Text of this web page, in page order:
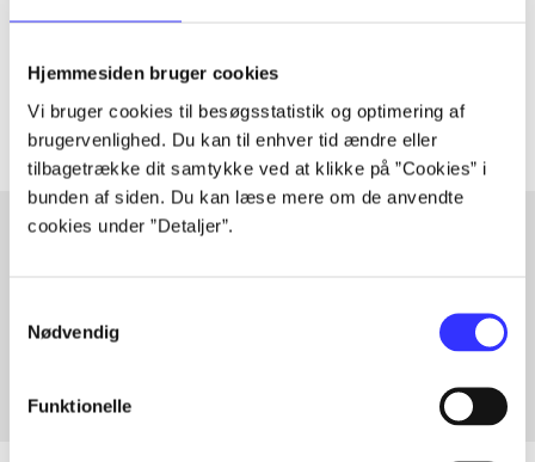
Hjemmesiden bruger cookies
Vi bruger cookies til besøgsstatistik og optimering af
brugervenlighed. Du kan til enhver tid ændre eller
tilbagetrække dit samtykke ved at klikke på ”Cookies” i
bunden af siden. Du kan læse mere om de anvendte
cookies under ”Detaljer”.
Nødvendig
Funktionelle
Artiklerne i handler ofte om
Fra